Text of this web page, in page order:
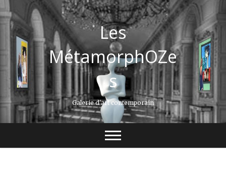
Les
MétamorphOZe
s
Galerie d'art contemporain